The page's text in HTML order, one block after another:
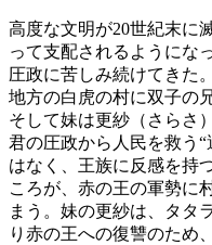
高度な文明が20世紀末に
って支配されるようにな
圧政に苦しみ続けてきた
地方の白虎の村に双子の
そして妹は更紗（さらさ
君の圧政から人民を救う
はなく、王族に反感を持
ころが、赤の王の軍勢に
まう。妹の更紗は、タタ
り赤の王への復讐のため